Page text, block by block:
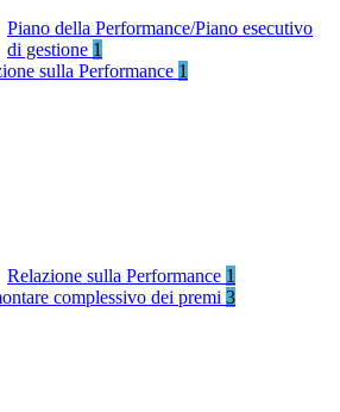
Piano della Performance/Piano esecutivo
di gestione 1
sulla Performance 1
Relazione sulla Performance 1
complessivo dei premi 3